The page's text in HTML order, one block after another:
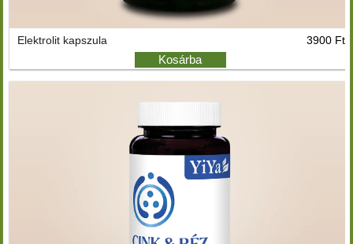
Elektrolit kapszula 3900 Ft
Kosárba